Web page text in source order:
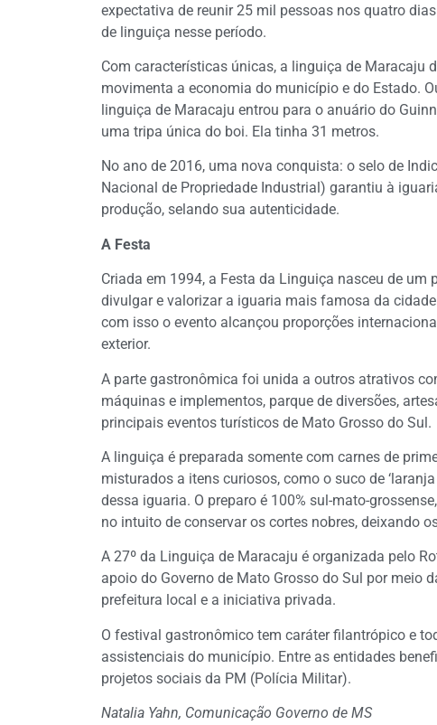
expectativa de reunir 25 mil pessoas nos quatro
de linguiça nesse período.
Com características únicas, a linguiça de Maracaju
movimenta a economia do município e do Estado.
linguiça de Maracaju entrou para o anuário do
uma tripa única do boi. Ela tinha 31 metros.
No ano de 2016, uma nova conquista: o selo de
Nacional de Propriedade Industrial) garantiu à
produção, selando sua autenticidade.
A Festa
Criada em 1994, a Festa da Linguiça nasceu de
divulgar e valorizar a iguaria mais famosa da
com isso o evento alcançou proporções
exterior.
A parte gastronômica foi unida a outros atrativos
máquinas e implementos, parque de diversões,
principais eventos turísticos de Mato Grosso do Sul.
A linguiça é preparada somente com carnes de
misturados a itens curiosos, como o suco de
dessa iguaria. O preparo é 100% sul-mato-
no intuito de conservar os cortes nobres, deixando
A 27º da Linguiça de Maracaju é organizada pelo
apoio do Governo de Mato Grosso do Sul por meio
prefeitura local e a iniciativa privada.
O festival gastronômico tem caráter filantrópico e
assistenciais do município. Entre as entidades
projetos sociais da PM (Polícia Militar).
Natalia Yahn, Comunicação Governo de MS